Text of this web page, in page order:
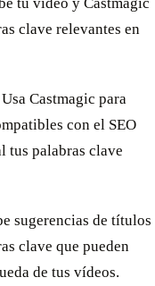
tu vídeo y Castmagic
clave relevantes en
Usa Castmagic para
con el SEO
tus palabras clave
sugerencias de títulos
clave que pueden
de tus vídeos.